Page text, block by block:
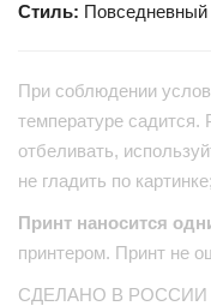
Стиль: Повседневный
При соблюдении
температуре садится.
отбеливать,
не гладить по
Принт наносится
принтером. Принт не
СДЕЛАНО В РОССИИ